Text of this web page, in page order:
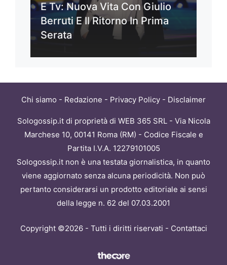
E Tv: Nuova Vita Con Giulio
Berruti E Il Ritorno In Prima
Serata
Chi siamo - Redazione - Privacy Policy - Disclaimer
Sologossip.it di proprietà di WEB 365 SRL - Via Nicola
Marchese 10, 00141 Roma (RM) - Codice Fiscale e
Partita I.V.A. 12279101005
Sologossip.it non è una testata giornalistica, in quanto
viene aggiornato senza alcuna periodicità. Non può
pertanto considerarsi un prodotto editoriale ai sensi
della legge n. 62 del 07.03.2001
Copyright ©2026 - Tutti i diritti riservati - Contattaci